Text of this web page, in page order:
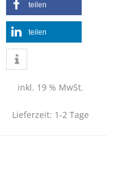
teilen
teilen
inkl. 19 % MwSt.
Lieferzeit: 1-2 Tage